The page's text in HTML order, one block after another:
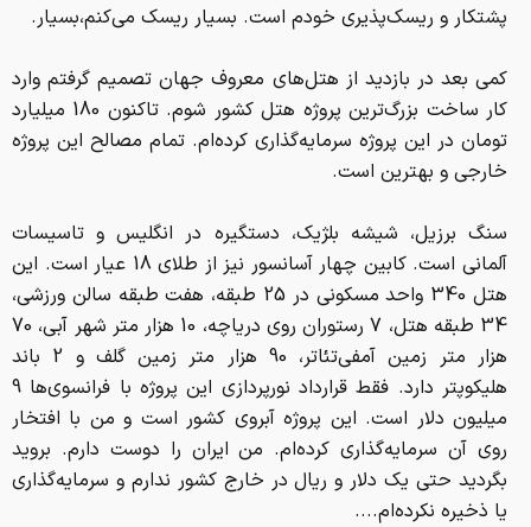
پشتكار و ريسك‌پذيري خودم است. بسيار ريسك مي‌كنم،بسيار.
كمي بعد در بازديد از هتل‌هاي معروف جهان تصميم گرفتم وارد
كار ساخت بزرگ‌ترين پروژه هتل كشور شوم. تاكنون 180 ميليارد
تومان در اين پروژه سرمايه‌گذاري كرده‌ام. تمام مصالح اين پروژه
خارجي و بهترين است.
سنگ برزيل، شيشه بلژيك، دستگيره در انگليس و تاسيسات
آلماني است. كابين چهار آسانسور نيز از طلاي 18 عيار است. اين
هتل 340 واحد مسكوني در 25 طبقه، هفت طبقه سالن ورزشي،
34 طبقه هتل، 7 رستوران روي درياچه، 10 هزار متر شهر آبي، 70
هزار متر زمين آمفي‌تئاتر، 90 هزار متر زمين گلف و 2 باند
هليكوپتر دارد. فقط قرارداد نورپردازي اين پروژه با فرانسوي‌ها 9
ميليون دلار است. اين پروژه آبروي كشور است و من با افتخار
روي آن سرمايه‌گذاري كرده‌ام. من ايران را دوست دارم. برويد
بگرديد حتي يك دلار و ريال در خارج كشور ندارم و سرمايه‌گذاري
يا ذخيره نكرده‌ام....